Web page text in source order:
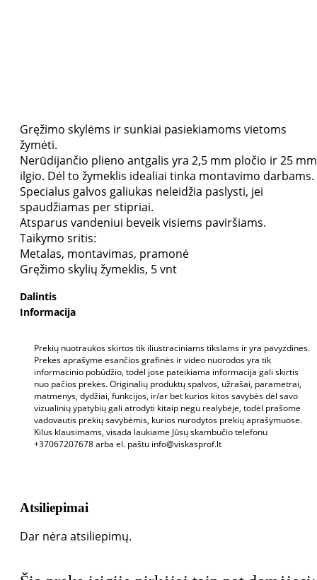
Gręžimo skylėms ir sunkiai pasiekiamoms vietoms
žymėti.
Nerūdijančio plieno antgalis yra 2,5 mm pločio ir 25 mm
ilgio. Dėl to žymeklis idealiai tinka montavimo darbams.
Specialus galvos galiukas neleidžia paslysti, jei
spaudžiamas per stipriai.
Atsparus vandeniui beveik visiems paviršiams.
Taikymo sritis:
Metalas, montavimas, pramonė
Gręžimo skylių žymeklis, 5 vnt
Dalintis
Informacija
Prekių nuotraukos skirtos tik iliustraciniams tikslams ir yra pavyzdinės.
Prekės aprašyme esančios grafinės ir video nuorodos yra tik
informacinio pobūdžio, todėl jose pateikiama informacija gali skirtis
nuo pačios prekės. Originalių produktų spalvos, užrašai, parametrai,
matmenys, dydžiai, funkcijos, ir/ar bet kurios kitos savybės dėl savo
vizualinių ypatybių gali atrodyti kitaip negu realybėje, todėl prašome
vadovautis prekių savybėmis, kurios nurodytos prekių aprašymuose.
Kilus klausimams, visada laukiame Jūsų skambučio telefonu
+37067207678 arba el. paštu info@viskasprof.lt
Atsiliepimai
Dar nėra atsiliepimų.